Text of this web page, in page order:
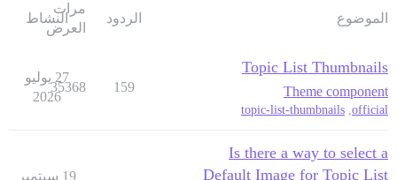
الموضوع الردود
مرات
العرض
النشاط
Topic List Thumbnails
Theme component
official
,
topic-list-thumbnails
159
35368
27 يوليو
2026
Is there a way to select a
Default Image for Topic List
19 سبتمبر